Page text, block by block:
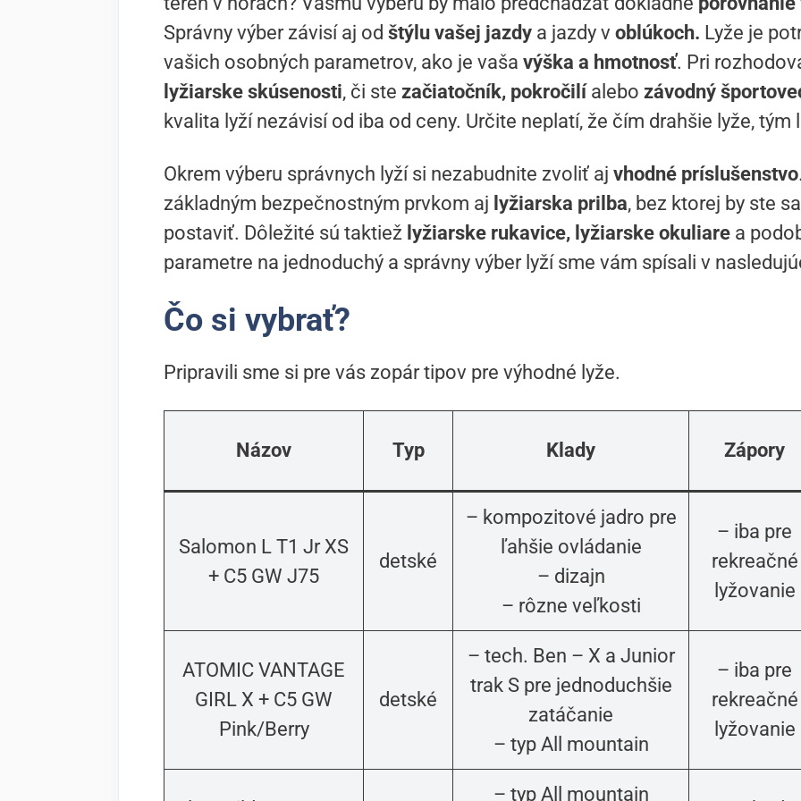
Správny výber závisí aj od štýlu vašej jazdy a jazdy v oblúkoch. Lyže je
vašich osobných parametrov, ako je vaša výška a hmotnosť. Pri
lyžiarske skúsenosti, či ste začiatočník, pokročilí alebo závodný
kvalita lyží nezávisí od iba od ceny. Určite neplatí, že čím drahšie lyže, tým
Okrem výberu správnych lyží si nezabudnite zvoliť aj vhodné príslušenstvo
základným bezpečnostným prvkom aj lyžiarska prilba, bez ktorej by ste
postaviť. Dôležité sú taktiež lyžiarske rukavice, lyžiarske okuliare a
parametre na jednoduchý a správny výber lyží sme vám spísali v
Čo si vybrať?
Pripravili sme si pre vás zopár tipov pre výhodné lyže.
Názov Typ Klady Zápory
Salomon L T1 Jr XS
+ C5 GW J75
detské
– kompozitové jadro pre
ľahšie ovládanie
– dizajn
– rôzne veľkosti
– iba pre
rekreačné
lyžovanie
ATOMIC VANTAGE
GIRL X + C5 GW
Pink/Berry
detské
– tech. Ben – X a Junior
trak S pre jednoduchšie
zatáčanie
– typ All mountain
– iba pre
rekreačné
lyžovanie
– typ All mountain